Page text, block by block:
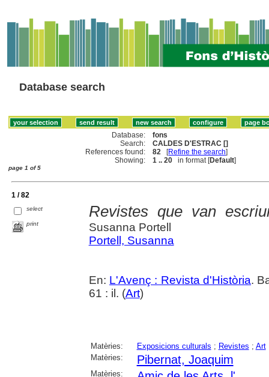
Database search
Database:
fons
Search:
CALDES D'ESTRAC []
References found:
82 [Refine the search]
Showing:
1 .. 20 in format [Default]
page 1 of 5
1 / 82
select
print
Revistes que van
Susanna Portell
Portell, Susanna
En: L'Avenç : Revista d'Història.
61 : il. (Art)
Matèries: Exposicions culturals ; Revistes ; Art
Matèries:
Pibernat, Joaquim
Matèries: